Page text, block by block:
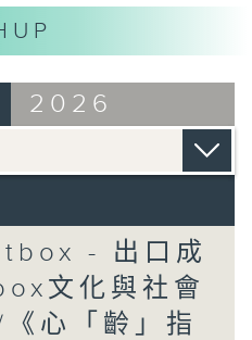
2026
- 出口成
文化與社會
心「齡」指